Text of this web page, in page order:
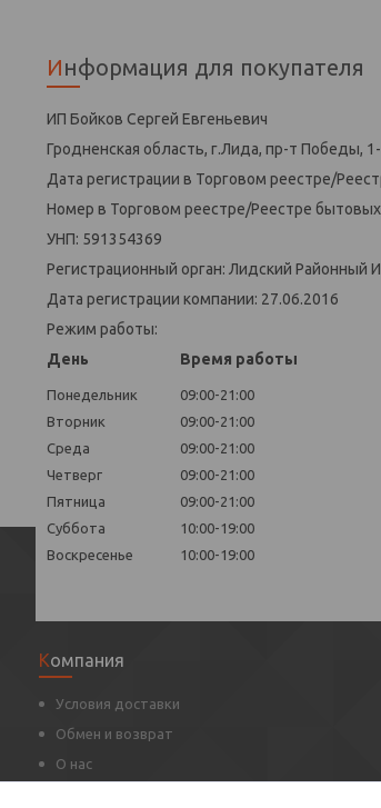
Информация для покупателя
ИП Бойков Сергей Евгеньевич
Гродненская область, г.Лида, пр-т Победы,
Дата регистрации в Торговом реестре/
Номер в Торговом реестре/Реестре бытовых
УНП: 591354369
Регистрационный орган: Лидский Районный
Дата регистрации компании: 27.06.2016
Режим работы:
День
Время работы
Понедельник
09:00-21:00
Вторник
09:00-21:00
Среда
09:00-21:00
Четверг
09:00-21:00
Пятница
09:00-21:00
Суббота
10:00-19:00
Воскресенье
10:00-19:00
Компания
Условия доставки
Обмен и возврат
О нас